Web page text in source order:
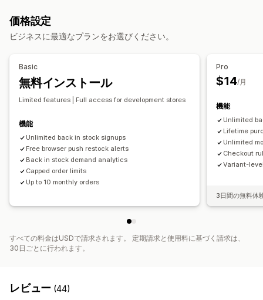
通知設定
ポップアップ
カスタムメッセージ
複数言語
翻訳
複数言語 ウェブプッシュ
カスタムアラート
アラート設定
通知テンプレート
ポップアップ
ウェイトリスト
顧客需要
売上予測
価格設定
ビジネスに最適なプランをお選びください。
Basic
無料インストール
Limited features | Full access for development stores
機能
Unlimited back in stock signups
Free browser push restock alerts
Back in stock demand analytics
Capped order limits
Up to 10 monthly orders
Pro
$14/月
機能
Unlimited
Lifetime
Unlimited
Checkout
Variant-
3日間の無料体
すべての料金はUSDで請求されます。 定期請求と使用料に基づく請求は、
30日ごとに行われます。
レビュー (44)